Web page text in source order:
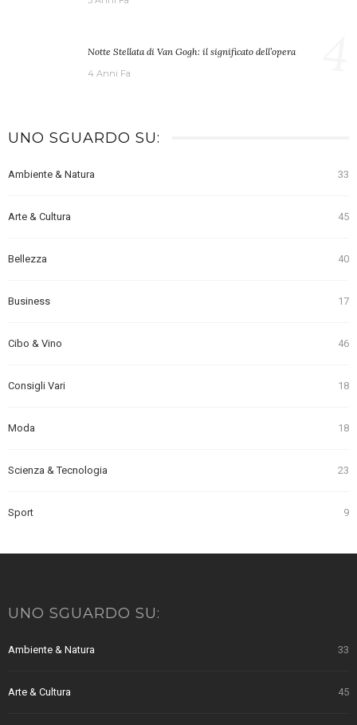
Notte Stellata di Van Gogh: il significato dell’opera
4 Anni Fa
UNO SGUARDO SU:
Ambiente & Natura 33
Arte & Cultura 45
Bellezza 40
Business 17
Cibo & Vino 46
Consigli Vari 18
Moda 18
Scienza & Tecnologia 23
Sport 9
UNO SGUARDO SU:
Ambiente & Natura 33
Arte & Cultura 45